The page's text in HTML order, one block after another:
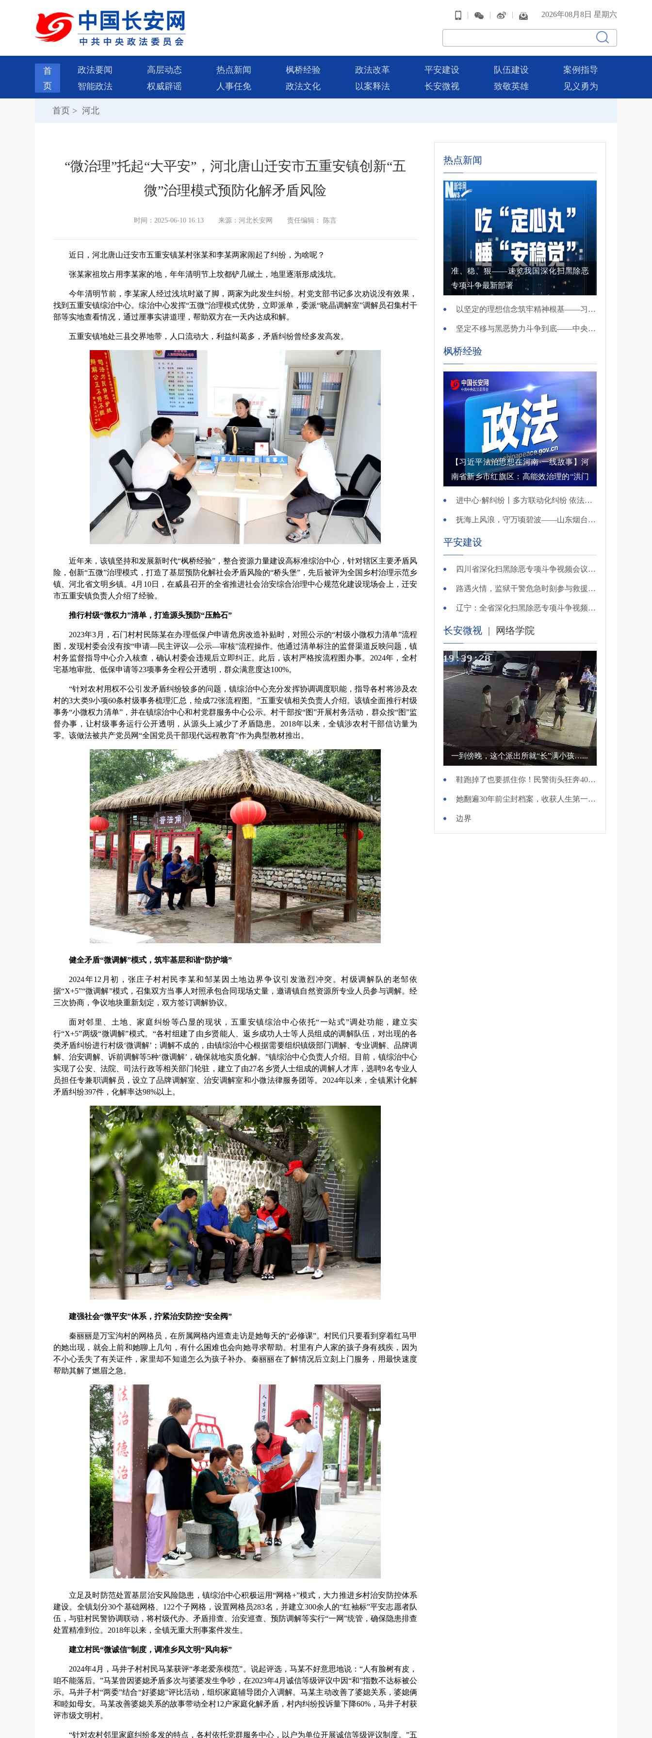
| | | 2026年08月8日 星期六
首
页
政法要闻 高层动态 热点新闻 枫桥经验 政法改革 平安建设 队伍建设
案例指导
智能政法
权威辟谣 人事任免 政法文化 以案释法 长安微视 致敬英雄 见义勇为
首页 > 河北
“微治理”托起“大平安”，河北唐山迁安市五重安镇创新“五
微”治理模式预防化解矛盾风险
时间：2025-06-10 16:13 来源：河北长安网 责任编辑： 陈言
近日，河北唐山迁安市五重安镇某村张某和李某两家闹起了纠纷，为啥呢？
张某家祖坟占用李某家的地，年年清明节上坟都铲几锨土，地里逐渐形成浅坑。
今年清明节前，李某家人经过浅坑时崴了脚，两家为此发生纠纷。村党支部书记多次劝说没有效果，
找到五重安镇综治中心。综治中心发挥“五微”治理模式优势，立即派单，委派“晓晶调解室”调解员召集村干
部等实地查看情况，通过厘事实讲道理，帮助双方在一天内达成和解。
五重安镇地处三县交界地带，人口流动大，利益纠葛多，矛盾纠纷曾经多发高发。
近年来，该镇坚持和发展新时代“枫桥经验”，整合资源力量建设高标准综治中心，针对辖区主要矛盾风
险，创新“五微”治理模式，打造了基层预防化解社会矛盾风险的“桥头堡”，先后被评为全国乡村治理示范乡
镇、河北省文明乡镇。4月10日，在威县召开的全省推进社会治安综合治理中心规范化建设现场会上，迁安
市五重安镇负责人介绍了经验。
推行村级“微权力”清单，打造源头预防“压舱石”
2023年3月，石门村村民陈某在办理低保户申请危房改造补贴时，对照公示的“村级小微权力清单”流程
图，发现村委会没有按“申请—民主评议—公示—审核”流程操作。他通过清单标注的监督渠道反映问题，镇
村务监督指导中心介入核查，确认村委会违规后立即纠正。此后，该村严格按流程图办事。2024年，全村
宅基地审批、低保申请等23项事务全程公开透明，群众满意度达100%。
“针对农村用权不公引发矛盾纠纷较多的问题，镇综治中心充分发挥协调调度职能，指导各村将涉及农
村的3大类9小项60条村级事务梳理汇总，绘成72张流程图。”五重安镇相关负责人介绍。该镇全面推行村级
事务“小微权力清单”，并在镇综治中心和村党群服务中心公示。村干部按“图”开展村务活动，群众按“图”监
督办事，让村级事务运行公开透明，从源头上减少了矛盾隐患。2018年以来，全镇涉农村干部信访量为
零。该做法被共产党员网“全国党员干部现代远程教育”作为典型教材推出。
健全矛盾“微调解”模式，筑牢基层和谐“防护墙”
2024年12月初，张庄子村村民李某和邹某因土地边界争议引发激烈冲突。村级调解队的老邹依
据“X+5”“微调解”模式，召集双方当事人对照承包合同现场丈量，邀请镇自然资源所专业人员参与调解。经
三次协商，争议地块重新划定，双方签订调解协议。
面对邻里、土地、家庭纠纷等凸显的现状，五重安镇综治中心依托“一站式”调处功能，建立实
行“X+5”两级“微调解”模式。“各村组建了由乡贤能人、返乡成功人士等人员组成的调解队伍，对出现的各
类矛盾纠纷进行村级‘微调解’；调解不成的，由镇综治中心根据需要组织镇级部门调解、专业调解、品牌调
解、治安调解、诉前调解等5种‘微调解’，确保就地实质化解。”镇综治中心负责人介绍。目前，镇综治中心
实现了公安、法院、司法行政等相关部门轮驻，建立了由27名乡贤人士组成的调解人才库，选聘9名专业人
员担任专兼职调解员，设立了品牌调解室、治安调解室和小微法律服务团等。2024年以来，全镇累计化解
矛盾纠纷397件，化解率达98%以上。
建强社会“微平安”体系，拧紧治安防控“安全阀”
秦丽丽是万宝沟村的网格员，在所属网格内巡查走访是她每天的“必修课”。村民们只要看到穿着红马甲
的她出现，就会上前和她聊上几句，有什么困难也会向她寻求帮助。村里有户人家的孩子身有残疾，因为
不小心丢失了有关证件，家里却不知道怎么为孩子补办。秦丽丽在了解情况后立刻上门服务，用最快速度
帮助其解了燃眉之急。
立足及时防范处置基层治安风险隐患，镇综治中心积极运用“网格+”模式，大力推进乡村治安防控体系
建设。全镇划分30个基础网格、122个子网格，设置网格员283名，并建立300余人的“红袖标”平安志愿者队
伍，与驻村民警协调联动，将村级代办、矛盾排查、治安巡查、预防调解等实行“一网”统管，确保隐患排查
处置精准到位。2018年以来，全镇无重大刑事案件发生。
建立村民“微诚信”制度，调准乡风文明“风向标”
2024年4月，马井子村村民马某获评“孝老爱亲模范”。说起评选，马某不好意思地说：“人有脸树有皮，
咱不能落后。”马某曾因婆媳矛盾多次与婆婆发生争吵，在2023年4月诚信等级评议中因“和”指数不达标被公
示。马井子村“两委”结合“好婆媳”评比活动，组织家庭辅导团介入调解。马某主动改善了婆媳关系，婆媳俩
和睦如母女。马某改善婆媳关系的故事带动全村12户家庭化解矛盾，村内纠纷投诉量下降60%，马井子村获
评市级文明村。
“针对农村邻里家庭纠纷多发的特点，各村依托党群服务中心，以户为单位开展诚信等级评议制度。”五
热点新闻
准、稳、狠——速览我国深化扫黑除恶
专项斗争最新部署
以坚定的理想信念筑牢精神根基——习近平党建思想理论品格系列述评之一
坚定不移与黑恶势力斗争到底——中央政法委负责同志就开展深化扫黑除恶专项斗争有关问题答记者问
枫桥经验
【习近平法治思想在河南·一线故事】河
南省新乡市红旗区：高能效治理的“洪门
进中心·解纠纷丨多方联动化纠纷 依法调解护农耕
抚海上风浪，守万顷碧波——山东烟台把矛盾化解在微澜未起时
平安建设
四川省深化扫黑除恶专项斗争视频会议召开 于立军出席并讲话
路遇火情，监狱干警危急时刻参与救援显身手！
辽宁：全省深化扫黑除恶专项斗争视频会议召开
长安微视 | 网络学院
一到傍晚，这个派出所就“长”满小孩…...
鞋跑掉了也要抓住你！民警街头狂奔400米擒贼
她翻遍30年前尘封档案，收获人生第一面锦旗
边界